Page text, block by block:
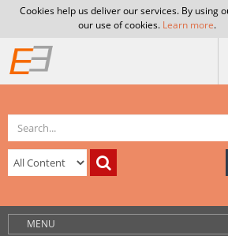
Cookies help us deliver our services. By using
our use of cookies. Learn more.
MENU